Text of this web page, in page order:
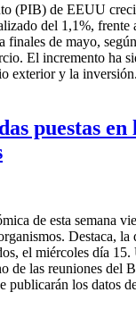
(PIB) de EEUU
del 1,1%, frente
finales de mayo,
El incremento ha
exterior y la
puestas en
de esta semana
Destaca, la
el miércoles día 15.
de las reuniones del
publicarán los datos